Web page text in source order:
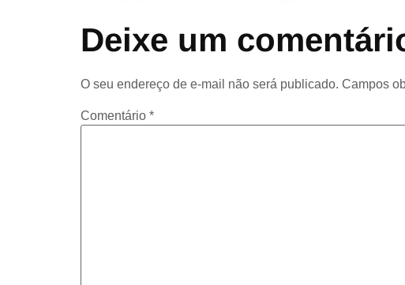
Deixe um
O seu endereço de e-mail não será publicado. Campos
Comentário *